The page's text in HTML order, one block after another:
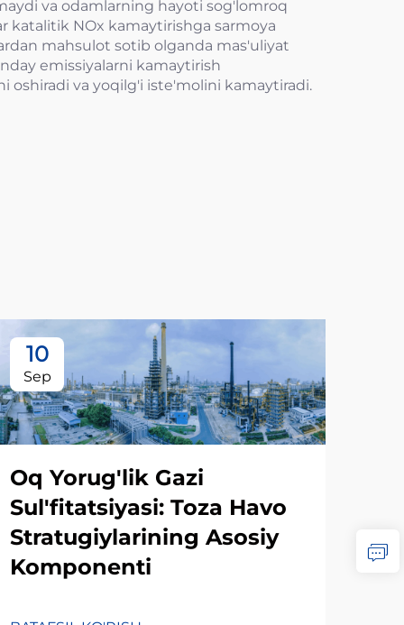
va odamlarning hayoti sog'lomroq
katalitik NOx kamaytirishga sarmoya
mahsulot sotib olganda mas'uliyat
emissiyalarni kamaytirish
oshiradi va yoqilg'i iste'molini kamaytiradi.
10
Sep
Oq Yorug'lik Gazi
Sul'fitatsiyasi: Toza Havo
Stratugiylarining Asosiy
Komponenti